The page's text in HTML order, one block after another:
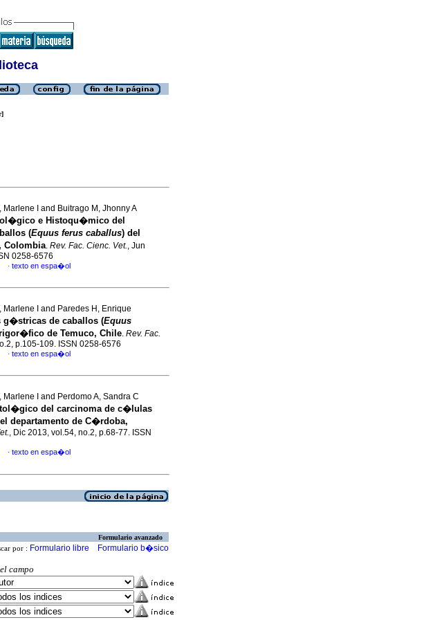
I and Buitrago M, Jhonny A
e Histoqu�mico del
(Equus ferus caballus) del
Colombia. Rev. Fac. Cienc. Vet., Jun
0258-6576
· texto en espa�ol
I and Paredes H, Enrique
g�stricas de caballos (Equus
de Temuco, Chile. Rev. Fac.
p.105-109. ISSN 0258-6576
· texto en espa�ol
I and Perdomo A, Sandra C
del carcinoma de c�lulas
departamento de C�rdoba,
, Dic 2013, vol.54, no.2, p.68-77. ISSN
· texto en espa�ol
Formulario avanzado
por : Formulario libre Formulario b�sico
campo